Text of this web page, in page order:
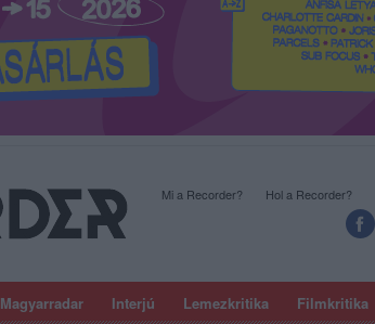
Magyarradar Interjú Lemezkritika Filmkritika
Mi a Recorder? Hol a Recorder?